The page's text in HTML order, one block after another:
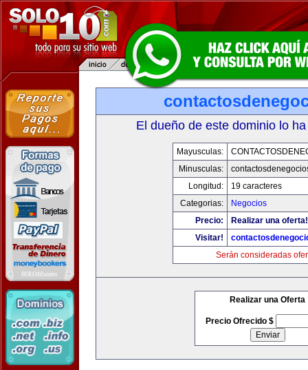
El dueño de este dominio lo
Mayusculas:
Minusculas:
Longitud:
19 caracteres
Categorias:
Negocios
Precio:
Realizar una oferta!
Visitar!
Serán consideradas
Realizar una Oferta
Precio Ofrecido $